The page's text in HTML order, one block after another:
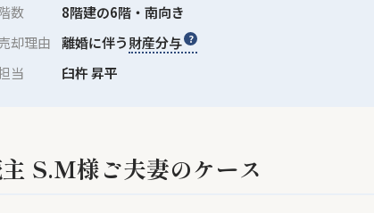
数
8階建の6階・南向き
却理由
離婚に伴う財産分与
当
臼杵 昇平
S.M様ご夫妻のケース